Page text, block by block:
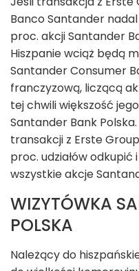
Banco Santander
proc. akcji Santander
Hiszpanie wciąż będą
Santander Consumer
franczyzową, liczącą
tej chwili większość
Santander Bank
transakcji z Erste
proc. udziałów
wszystkie akcje
WIZYTÓWKA
POLSKA
Należący do